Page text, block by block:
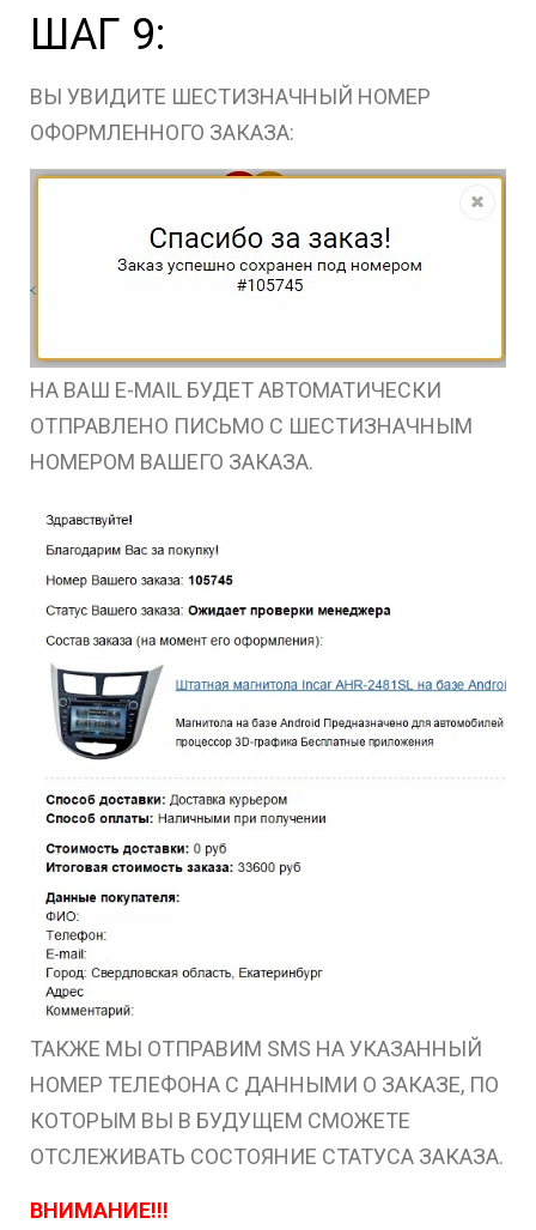
ШАГ 9:
ВЫ УВИДИТЕ ШЕСТИЗНАЧНЫЙ НОМЕР
ОФОРМЛЕННОГО ЗАКАЗА:
НА ВАШ E-MAIL БУДЕТ АВТОМАТИЧЕСКИ
ОТПРАВЛЕНО ПИСЬМО С ШЕСТИЗНАЧНЫМ
НОМЕРОМ ВАШЕГО ЗАКАЗА.
ТАКЖЕ МЫ ОТПРАВИМ SMS НА УКАЗАННЫЙ
НОМЕР ТЕЛЕФОНА С ДАННЫМИ О ЗАКАЗЕ, ПО
КОТОРЫМ ВЫ В БУДУЩЕМ СМОЖЕТЕ
ОТСЛЕЖИВАТЬ СОСТОЯНИЕ СТАТУСА ЗАКАЗА.
ВНИМАНИЕ!!!